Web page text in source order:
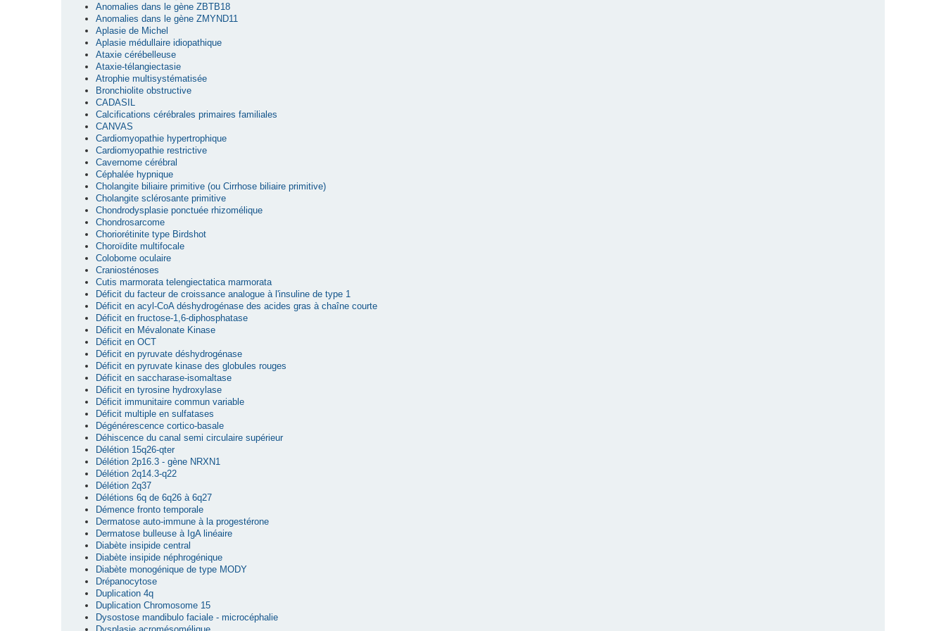
Anomalies dans le gène ZBTB18
Anomalies dans le gène ZMYND11
Aplasie de Michel
Aplasie médullaire idiopathique
Ataxie cérébelleuse
Ataxie-télangiectasie
Atrophie multisystématisée
Bronchiolite obstructive
CADASIL
Calcifications cérébrales primaires familiales
CANVAS
Cardiomyopathie hypertrophique
Cardiomyopathie restrictive
Cavernome cérébral
Céphalée hypnique
Cholangite biliaire primitive (ou Cirrhose biliaire primitive)
Cholangite sclérosante primitive
Chondrodysplasie ponctuée rhizomélique
Chondrosarcome
Choriorétinite type Birdshot
Choroïdite multifocale
Colobome oculaire
Craniosténoses
Cutis marmorata telengiectatica marmorata
Déficit du facteur de croissance analogue à l'insuline de type 1
Déficit en acyl-CoA déshydrogénase des acides gras à chaîne courte
Déficit en fructose-1,6-diphosphatase
Déficit en Mévalonate Kinase
Déficit en OCT
Déficit en pyruvate déshydrogénase
Déficit en pyruvate kinase des globules rouges
Déficit en saccharase-isomaltase
Déficit en tyrosine hydroxylase
Déficit immunitaire commun variable
Déficit multiple en sulfatases
Dégénérescence cortico-basale
Déhiscence du canal semi circulaire supérieur
Délétion 15q26-qter
Délétion 2p16.3 - gène NRXN1
Délétion 2q14.3-q22
Délétion 2q37
Délétions 6q de 6q26 à 6q27
Démence fronto temporale
Dermatose auto-immune à la progestérone
Dermatose bulleuse à IgA linéaire
Diabète insipide central
Diabète insipide néphrogénique
Diabète monogénique de type MODY
Drépanocytose
Duplication 4q
Duplication Chromosome 15
Dysostose mandibulo faciale - microcéphalie